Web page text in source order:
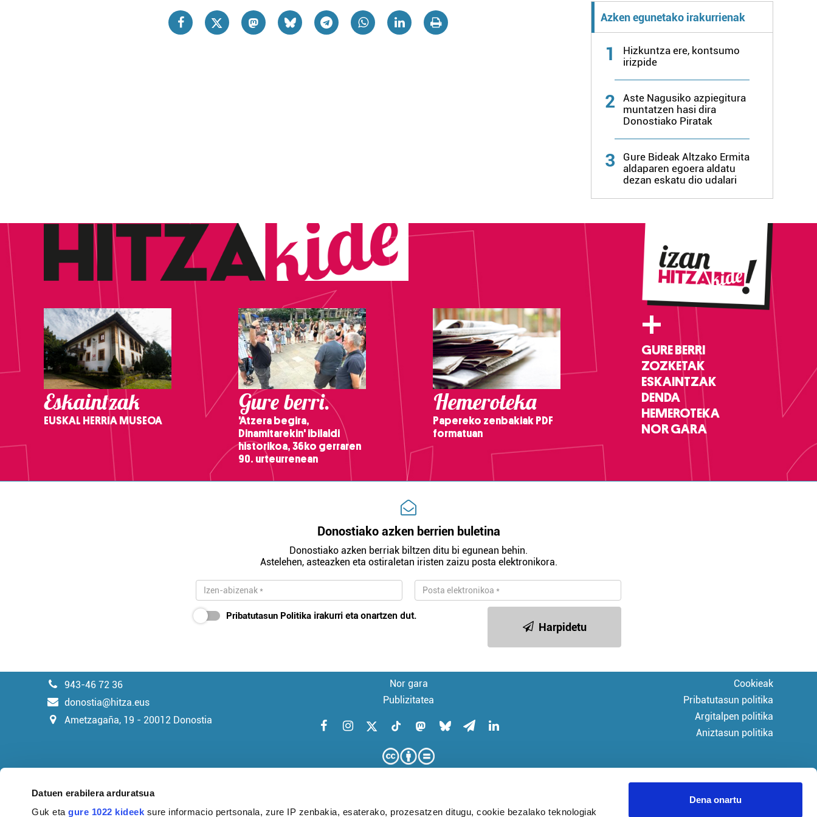
Datuen erabilera arduratsua
Guk etagure 1022 kideek sure informacio pertsonala, zure IP zenbakia, esaterako, prozesatzen ditugu, cookie bezalako teknologiak
Dena onartu
Azken egunetako irakurrienak
1
Hizkuntza ere, kontsumo
irizpide
2
Aste Nagusiko azpiegitura
muntatzen hasi dira
Donostiako Piratak
3
Gure Bideak Altzako Ermita
aldaparen egoera aldatu
dezan eskatu dio udalari
Eskaintzak
EUSKAL HERRIA MUSEOA
Gure berri.
'Atzera begira,
Dinamitarekin' ibilaldi
historikoa, 36ko gerraren
90. urteurrenean
Hemeroteka
Papereko zenbakiak PDF
formatuan
+
GURE BERRI
ZOZKETAK
ESKAINTZAK
DENDA
HEMEROTEKA
NOR GARA
Donostiako azken berrien buletina
Donostiako azken berriak biltzen ditu bi egunean behin.
Astelehen, asteazken eta ostiraletan iristen zaizu posta elektronikora.
Pribatutasun Politika irakurri eta onartzen dut.
Harpidetu
943-46 72 36
donostia@hitza.eus
Ametzagaña, 19 - 20012 Donostia
Nor gara
Publizitatea
Cookieak
Pribatutasun politika
Argitalpen politika
Aniztasun politika